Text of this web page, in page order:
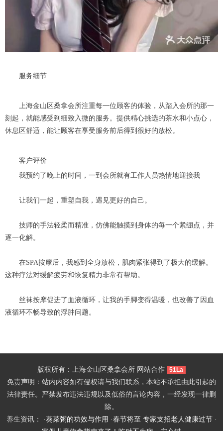
服务细节
上海金山区桑拿会所注重每一位顾客的体验，从踏入会所的那一
刻起，就能感受到细致入微的服务。提供精心挑选的茶水和小点心，
休息区舒适，能让顾客在享受服务前后得到很好的放松。
客户评价
我预约了晚上的时间，一到会所就有工作人员热情地迎接我
让我们一起，重塑自我，遇见更好的自己。
技师的手法轻柔而精准，仿佛能触摸到身体的每一个紧绷点，并
逐一化解。
在SPA按摩后，我感到全身放松，肌肉紧张得到了极大的缓解。
这种疗法对缓解疲劳和恢复精力非常有帮助。
丝袜按摩促进了血液循环，让我的手脚变得温暖，也改善了因血
液循环不畅导致的浮肿问题。
版权所有：上海金山区桑拿会所 网站合作 51La
免责声明：站内内容如有侵权请与我们联系，本站不承担由此引起的
法律责任。严禁发布违法违规以及低俗的言论内容，一经发现一律删
除。
养生资讯： ·葵菜粥的功效与作用 ·春节将至 专家支招老人健康过节·